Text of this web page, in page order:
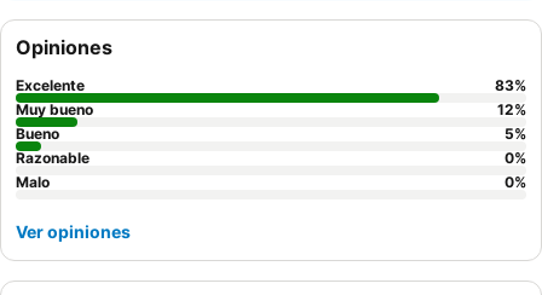
por su servicio amable y atento, y el delicioso desayuno casero
con platos calientes que varían a diario. Para disfrutar de la
mejor experiencia, considere un apartamento para disponer de
espacio adicional y la comodidad de poder preparar sus propias
comidas.
Opiniones
Excelente 83%
Muy bueno
12%
Bueno
5%
Razonable
0%
Malo
0%
Ver opiniones